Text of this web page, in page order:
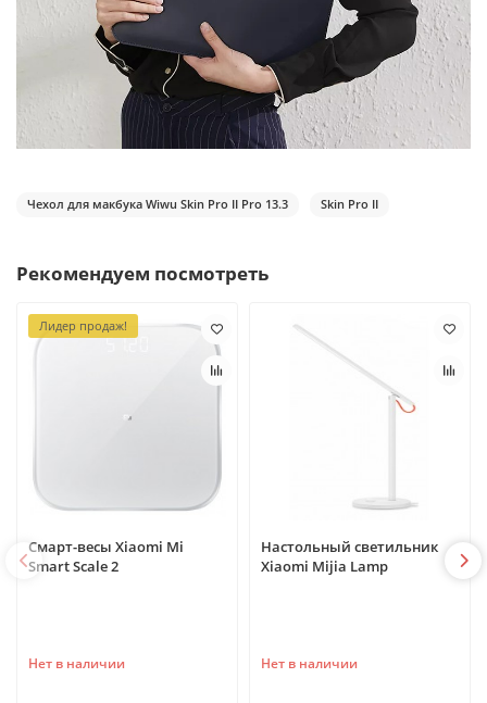
Чехол для макбука Wiwu Skin Pro II Pro 13.3 Skin Pro II
Рекомендуем посмотреть
Лидер продаж!
Смарт-весы Xiaomi Mi
Smart Scale 2
Нет в наличии
Настольный светильник
Xiaomi Mijia Lamp
Нет в наличии